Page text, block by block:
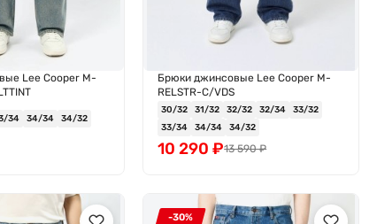
Lee Cooper M-
34 34/34 34/32
Брюки джинсовые Lee Cooper M-
RELSTR-C/VDS
30/32 31/32 32/32 32/34
33/32
33/34
34/34 34/32
13 590₽
10 290₽
-30%